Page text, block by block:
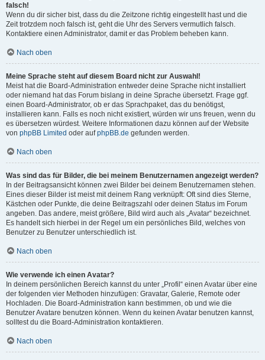
falsch!
Wenn du dir sicher bist, dass du die Zeitzone richtig eingestellt hast und die
Zeit trotzdem noch falsch ist, geht die Uhr des Servers vermutlich falsch.
Kontaktiere einen Administrator, damit er das Problem beheben kann.
Nach oben
Meine Sprache steht auf diesem Board nicht zur Auswahl!
Meist hat die Board-Administration entweder deine Sprache nicht installiert
oder niemand hat das Forum bislang in deine Sprache übersetzt. Frage ggf.
einen Board-Administrator, ob er das Sprachpaket, das du benötigst,
installieren kann. Falls es noch nicht existiert, würden wir uns freuen, wenn du
es übersetzen würdest. Weitere Informationen dazu können auf der Website
von phpBB Limited oder aufphpBB.de gefunden werden.
Nach oben
Was sind das für Bilder, die bei meinem Benutzernamen angezeigt werden?
In der Beitragsansicht können zwei Bilder bei deinem Benutzernamen stehen.
Eines dieser Bilder ist meist mit deinem Rang verknüpft: Oft sind dies Sterne,
Kästchen oder Punkte, die deine Beitragszahl oder deinen Status im Forum
angeben. Das andere, meist größere, Bild wird auch als „Avatar“ bezeichnet.
Es handelt sich hierbei in der Regel um ein persönliches Bild, welches von
Benutzer zu Benutzer unterschiedlich ist.
Nach oben
Wie verwende ich einen Avatar?
In deinem persönlichen Bereich kannst du unter „Profil“ einen Avatar über eine
der folgenden vier Methoden hinzufügen: Gravatar, Galerie, Remote oder
Hochladen. Die Board-Administration kann bestimmen, ob und wie die
Benutzer Avatare benutzen können. Wenn du keinen Avatar benutzen kannst,
solltest du die Board-Administration kontaktieren.
Nach oben